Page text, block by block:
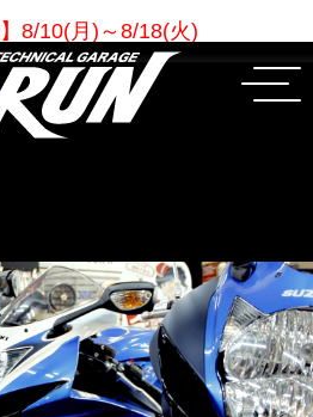
】 8/10(月)～8/18(火)